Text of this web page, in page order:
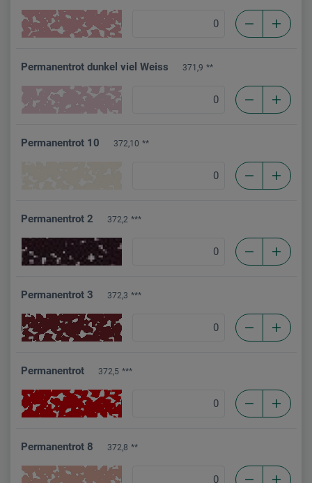
Permanentrot dunkel viel Weiss 371,9 **
Permanentrot 10 372,10 **
Permanentrot 2 372,2 ***
Permanentrot 3 372,3 ***
Permanentrot 372,5 ***
Permanentrot 8 372,8 **